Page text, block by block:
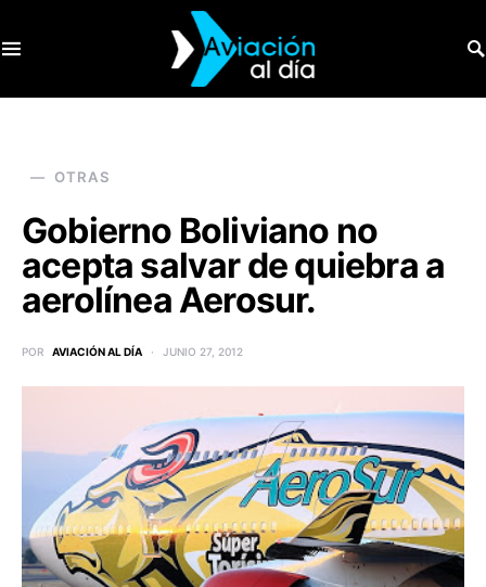
OTRAS
Gobierno Boliviano no
acepta salvar de quiebra a
aerolínea Aerosur.
POR AVIACIÓN AL DÍA JUNIO 27, 2012